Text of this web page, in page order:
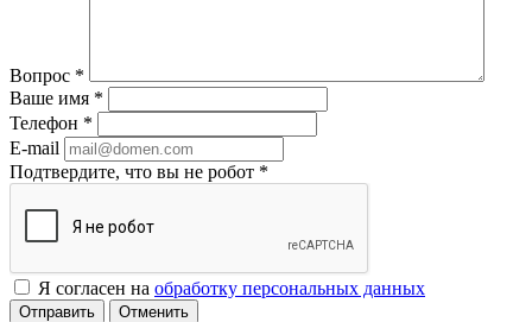
Вопрос *
Ваше имя *
Телефон *
E-mail
Подтвердите, что вы не робот *
Я согласен на обработку персональных данных
Отменить